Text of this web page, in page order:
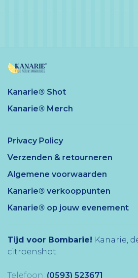
Kanarie® Shot
Kanarie® Merch
Privacy Policy
Verzenden & retourneren
Algemene voorwaarden
Kanarie® verkooppunten
Kanarie® op jouw evenement
Tijd voor Bombarie! Kanarie,
citroenshot.
Telefoon: (0593) 523671